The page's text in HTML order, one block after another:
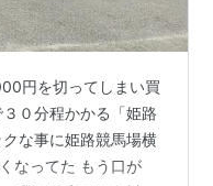
円を切ってしまい買
０分程かかる「姫路
な事に姫路競馬場横
なってた もう口が